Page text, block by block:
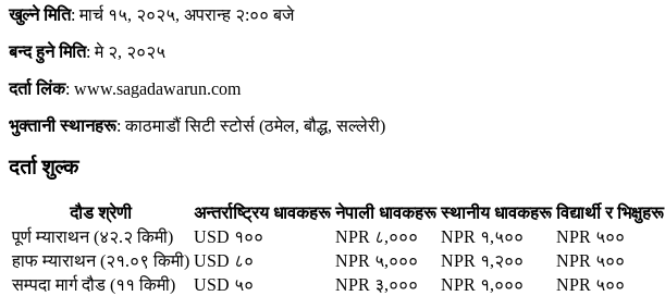
खुल्ने मिति: मार्च १५, २०२५, अपरान्ह २:०० बजे
बन्द हुने मिति: मे २, २०२५
दर्ता लिंक: www.sagadawarun.com
भुक्तानी स्थानहरू: काठमाडौं सिटी स्टोर्स (ठमेल, बौद्ध, सल्लेरी)
दर्ता शुल्क
दौड श्रेणी अन्तर्राष्ट्रिय धावकहरू नेपाली धावकहरू स्थानीय धावकहरू विद्यार्थी र भिक्षुहरू
पूर्ण म्याराथन (४२.२ किमी)
USD १०० NPR ८,००० NPR १,५००
NPR ५००
हाफ म्याराथन (२१.०९ किमी) USD ८० NPR ५,००० NPR १,२००
NPR ५००
सम्पदा मार्ग दौड (११ किमी)
USD ५० NPR ३,००० NPR १,०००
NPR ५००